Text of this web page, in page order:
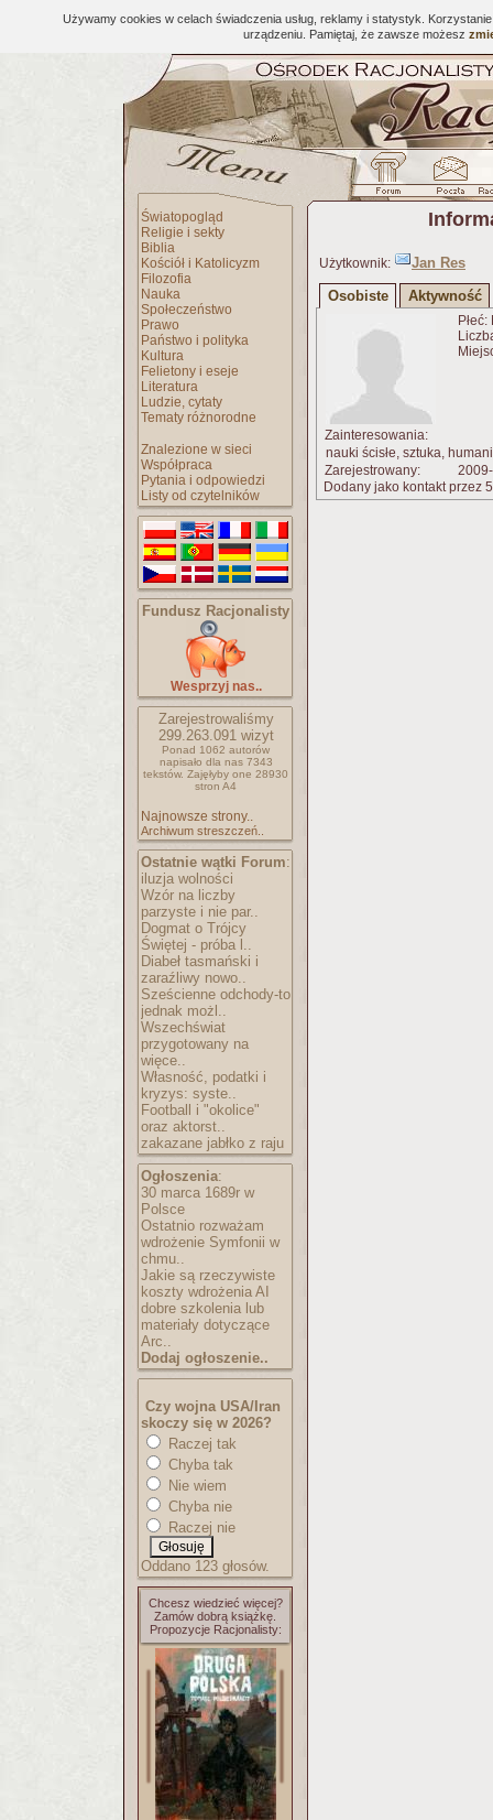
Używamy cookies w celach świadczenia usług, reklamy i statystyk.
urządzeniu. Pamiętaj, że zawsze możesz
Światopogląd
Religie i sekty
Biblia
Kościół i Katolicyzm
Filozofia
Nauka
Społeczeństwo
Prawo
Państwo i polityka
Kultura
Felietony i eseje
Literatura
Ludzie, cytaty
Tematy różnorodne
Znalezione w sieci
Współpraca
Pytania i odpowiedzi
Listy od czytelników
Fundusz Racjonalisty
Wesprzyj nas..
Zarejestrowaliśmy
299.263.091wizyt
Ponad 1062 autorów
napisało dla nas 7343
tekstów. Zajęłyby one 28930
stron A4
Najnowsze strony..
Archiwum streszczeń..
Ostatnie wątki Forum:
iluzja wolności
Wzór na liczby
parzyste i nie par..
Dogmat o Trójcy
Świętej - próba l..
Diabeł tasmański i
zaraźliwy nowo..
Sześcienne odchody-to
jednak możl..
Wszechświat
przygotowany na
więce..
Własność, podatki i
kryzys: syste..
Football i "okolice"
oraz aktorst..
zakazane jabłko z raju
Ogłoszenia:
30 marca 1689r w
Polsce
Ostatnio rozważam
wdrożenie Symfonii w
chmu..
Jakie są rzeczywiste
koszty wdrożenia AI
dobre szkolenia lub
materiały dotyczące
Arc..
Dodaj ogłoszenie..
Czy wojna USA/Iran
skoczy się w 2026?
Raczej tak
Chyba tak
Nie wiem
Chyba nie
Raczej nie
Oddano 123 głosów.
Chcesz wiedzieć więcej?
Zamów dobrą książkę.
Propozycje Racjonalisty:
Użytkownik:
Jan Res
Osobiste
Aktywność
Zainteresowania:
nauki ścisłe, sztuka,
Zarejestrowany:
Dodany jako kontakt przez